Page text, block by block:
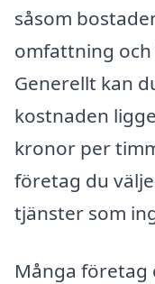
såsom
omfattning
Generellt kan
kostnaden
kronor per
företag du
tjänster som
Många